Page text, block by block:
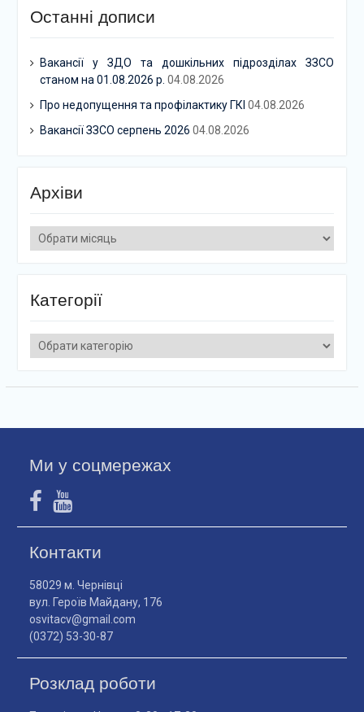
Останні дописи
Вакансії у ЗДО та дошкільних підрозділах ЗЗСО
станом на 01.08.2026 р. 04.08.2026
Про недопущення та профілактику ГКІ 04.08.2026
Вакансії ЗЗСО серпень 2026 04.08.2026
Архіви
Архіви
Категорії
Категорії
Ми у соцмережах
Контакти
58029 м. Чернівці
вул. Героїв Майдану, 176
osvitacv@gmail.com
(0372) 53-30-87
Розклад роботи